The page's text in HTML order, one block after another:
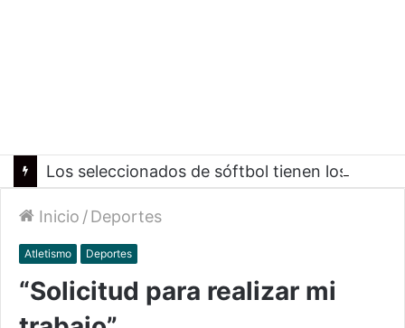
Inicio /Deportes
Atletismo Deportes
“Solicitud para realizar mi